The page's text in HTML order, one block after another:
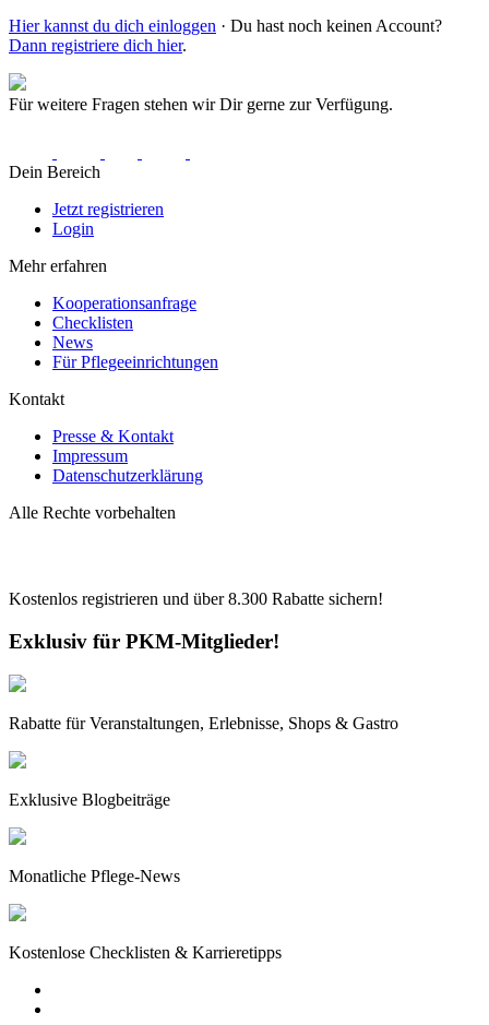
Hier kannst du dich einloggen · Du hast noch keinen Account?
Dann registriere dich hier.
Für weitere Fragen stehen wir Dir gerne zur Verfügung.
Dein Bereich
Jetzt registrieren
Login
Mehr erfahren
Kooperationsanfrage
Checklisten
News
Für Pflegeeinrichtungen
Kontakt
Presse & Kontakt
Impressum
Datenschutzerklärung
Alle Rechte vorbehalten
Kostenlos registrieren und über8.300 Rabatte sichern!
Exklusiv für PKM-Mitglieder!
Rabatte für Veranstaltungen, Erlebnisse, Shops & Gastro
Exklusive Blogbeiträge
Monatliche Pflege-News
Kostenlose Checklisten & Karrieretipps